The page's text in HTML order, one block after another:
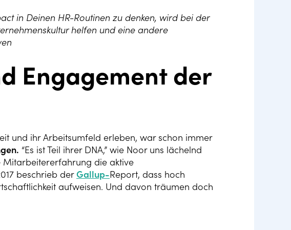
in Deinen HR-Routinen zu denken, wird bei der
helfen und eine andere
Engagement der
und ihr Arbeitsumfeld erleben, war schon immer
“Es ist Teil ihrer DNA,” wie Noor uns lächelnd
die aktive
beschrieb derGallup-Report, dass hoch
aufweisen. Und davon träumen doch